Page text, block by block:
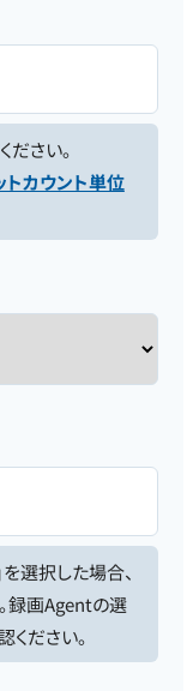
さい。
トカウント単位
選択した場合、
録画Agentの選
ください。